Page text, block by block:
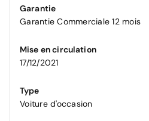
Garantie
Garantie Commerciale 12 mois
Mise en circulation
17/12/2021
Type
Voiture d'occasion